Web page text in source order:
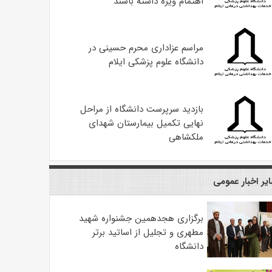
مراسم عزاداری محرم حسینی در
دانشگاه علوم پزشکی ایلام
بازدید سرپرست دانشگاه از مراحل
نهایی تکمیل بیمارستان شهدای
ملکشاهی
اخبار عمومی
برگزاری هجدهمین جشنواره شهید
مطهری و تجلیل از اساتید برتر
دانشگاه